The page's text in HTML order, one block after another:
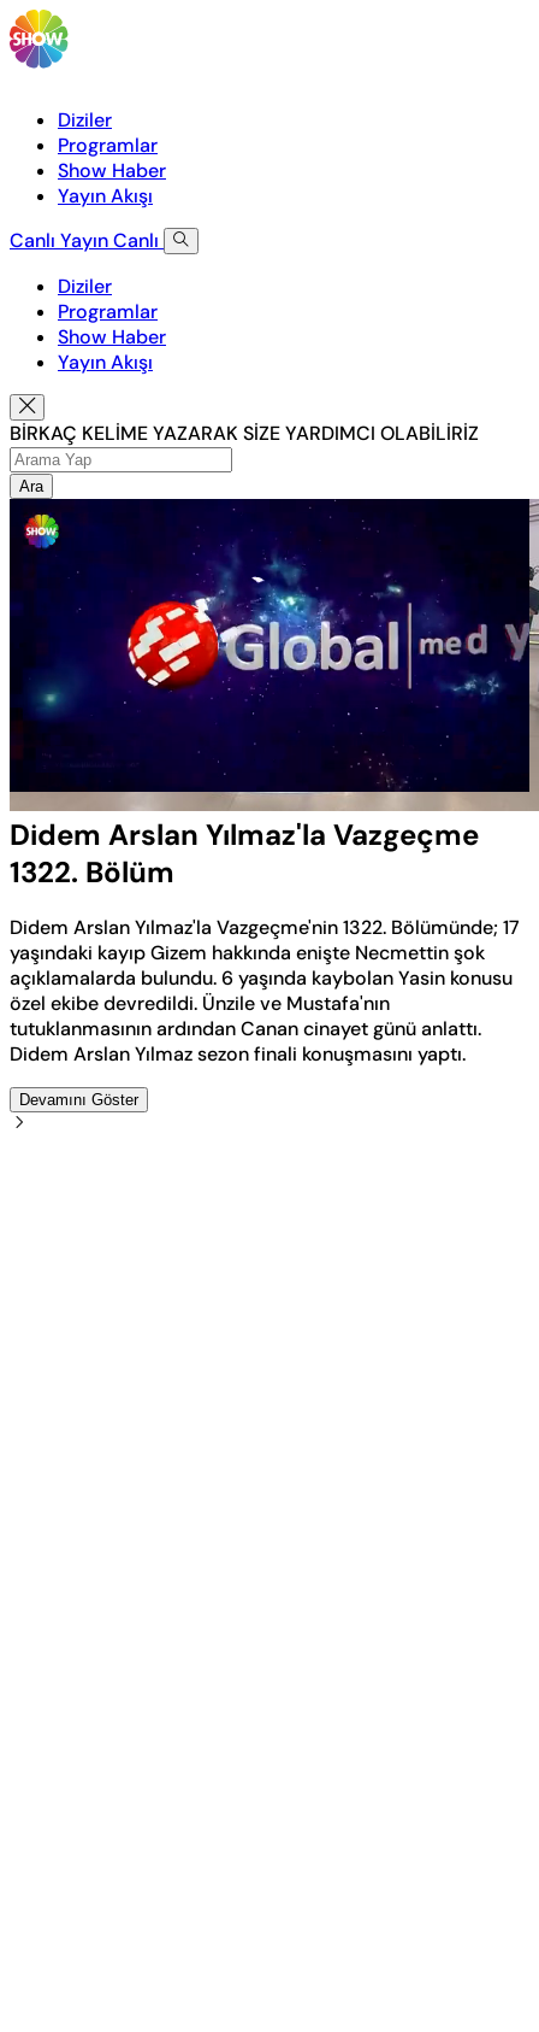
Diziler
Programlar
Show Haber
Yayın Akışı
Canlı YayınCanlı
Diziler
Programlar
Show Haber
Yayın Akışı
BİRKAÇ KELİME YAZARAK SİZE YARDIMCI OLABİLİRİZ
Ara
Aç
Hızı
Didem Arslan Yılmaz'la Vazgeçme
1322. Bölüm
Didem Arslan Yılmaz'la Vazgeçme'nin 1322. Bölümünde; 17
yaşındaki kayıp Gizem hakkında enişte Necmettin şok
açıklamalarda bulundu. 6 yaşında kaybolan Yasin konusu
özel ekibe devredildi. Ünzile ve Mustafa'nın
tutuklanmasının ardından Canan cinayet günü anlattı.
Didem Arslan Yılmaz sezon finali konuşmasını yaptı.
Devamını Göster